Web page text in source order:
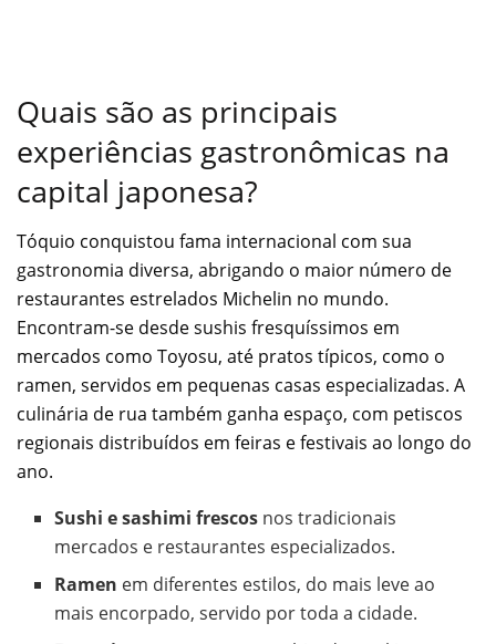
Quais são as principais
experiências gastronômicas na
capital japonesa?
Tóquio conquistou fama internacional com sua
gastronomia diversa, abrigando o maior número de
restaurantes estrelados Michelin no mundo.
Encontram-se desde sushis fresquíssimos em
mercados como Toyosu, até pratos típicos, como o
ramen, servidos em pequenas casas especializadas. A
culinária de rua também ganha espaço, com petiscos
regionais distribuídos em feiras e festivais ao longo do
ano.
Sushi e sashimi frescos nos tradicionais
mercados e restaurantes especializados.
Ramen em diferentes estilos, do mais leve ao
mais encorpado, servido por toda a cidade.